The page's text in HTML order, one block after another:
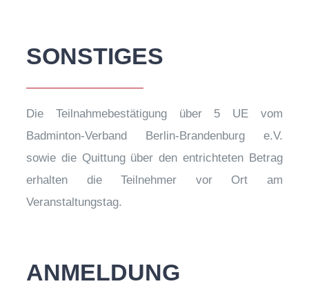
SONSTIGES
Die Teilnahmebestätigung über 5 UE vom
Badminton-Verband Berlin-Brandenburg e.V.
sowie die Quittung über den entrichteten Betrag
erhalten die Teilnehmer vor Ort am
Veranstaltungstag.
ANMELDUNG